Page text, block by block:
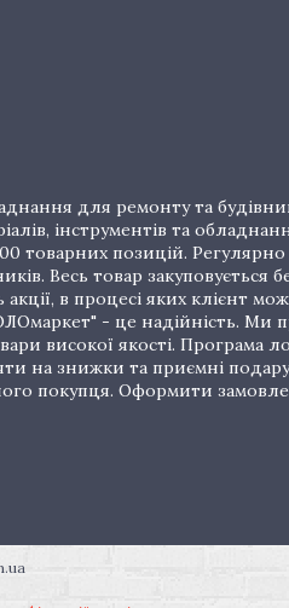
для ремонту та
інструментів та
товарних позицій.
Весь товар закуповується
в процесі яких клієнт
- це надійність. Ми
високої якості. Програма
на знижки та приємні
покупця. Оформити